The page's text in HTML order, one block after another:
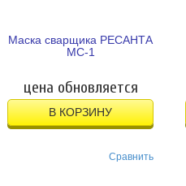
Маска сварщика РЕСАНТА
МС-1
цена обновляется
В КОРЗИНУ
Сравнить